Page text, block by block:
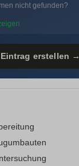
nicht gefunden?
erstellen →